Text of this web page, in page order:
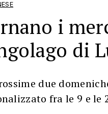
i
di
due
fra le 9 e le